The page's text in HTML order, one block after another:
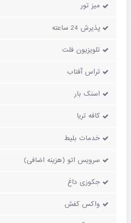
میز تور
پذیرش 24 ساعته
تلویزیون فلت
تراس آفتاب
اسنک بار
کافه تریا
خدمات بلیط
سرویس اتو (هزینه اضافی)
جکوزی داغ
واکس کفش